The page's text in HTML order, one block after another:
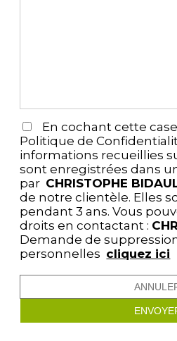
En cochant cette
Politique de
informations recueillies
sont enregistrées dans
par CHRISTOPHE
de notre clientèle. Elles
pendant 3 ans. Vous
droits en contactant :
Demande de
personnelles cliquez ici